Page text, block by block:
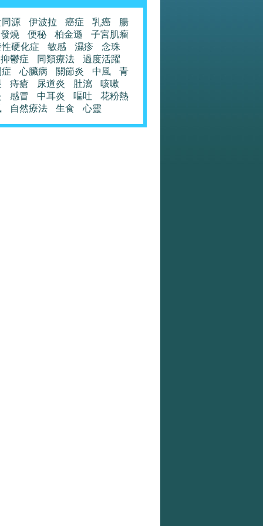
源 伊波拉 癌症 乳癌
腸
發燒
便秘 柏金遜
子宮肌瘤
硬化症
敏感 濕疹
念珠
抑鬱症
同類療法
過度活躍
心臟病 關節炎 中風
青
痔瘡 尿道炎 肚瀉
咳嗽
感冒 中耳炎 嘔吐
花粉熱
自然療法 生食 心靈